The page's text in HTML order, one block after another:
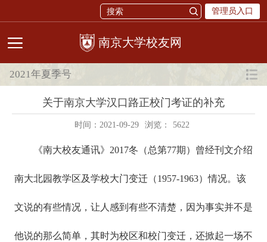
管理员入口
校友网
2021年夏季号
关于南京大学汉口路正校门考证的补充
时间：2021-09-29 浏览： 5622
《南大校友通讯》2017冬（总第77期）曾经刊文介绍
南大北园教学区及学校大门变迁（1957-1963）情况。该
文说的有些情况，让人感到有些不清楚，因为事实并不是
他说的那么简单，其时为校区和校门变迁，还掀起一场不